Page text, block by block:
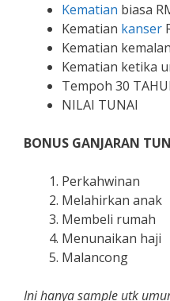
Kematian biasa
Kematian kanser
Kematian
Kematian ketika
Tempoh 30
NILAI TUNAI
BONUS GANJARAN
Perkahwinan
Melahirkan anak
Membeli rumah
Menunaikan haji
Malancong
Ini hanya sample utk